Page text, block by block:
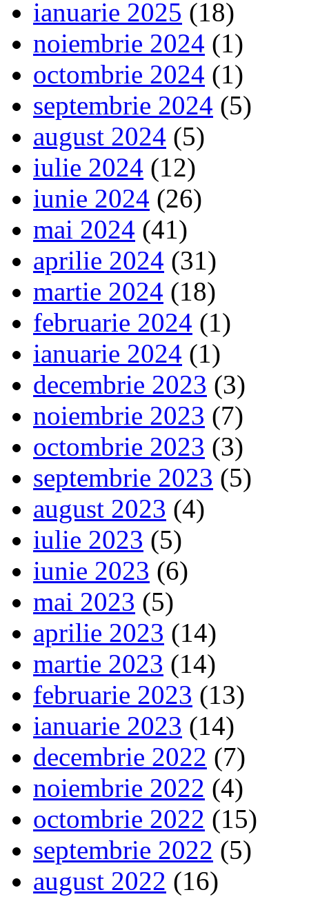
ianuarie 2025 (18)
noiembrie 2024 (1)
octombrie 2024 (1)
septembrie 2024 (5)
august 2024 (5)
iulie 2024 (12)
iunie 2024 (26)
mai 2024 (41)
aprilie 2024 (31)
martie 2024 (18)
februarie 2024 (1)
ianuarie 2024 (1)
decembrie 2023 (3)
noiembrie 2023 (7)
octombrie 2023 (3)
septembrie 2023 (5)
august 2023 (4)
iulie 2023 (5)
iunie 2023 (6)
mai 2023 (5)
aprilie 2023 (14)
martie 2023 (14)
februarie 2023 (13)
ianuarie 2023 (14)
decembrie 2022 (7)
noiembrie 2022 (4)
octombrie 2022 (15)
septembrie 2022 (5)
august 2022 (16)